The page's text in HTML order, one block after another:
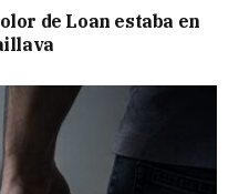
de Loan estaba en